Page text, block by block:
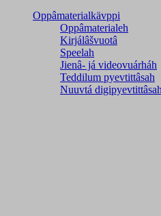
Oppâmaterialkävppi
Oppâmaterialeh
Kirjálâšvuotâ
Speelah
Jienâ- já videovuárháh
Teddilum pyevtittâsah
Nuuvtá